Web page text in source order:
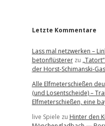
Letzte Kommentare
Lass mal netzwerken –
betonflüstererzu
der Horst-Schimanski-
Alle Elfmeterschießen
(und Losentscheide) –
Elfmeterschießen, eine
live Spiele zu Hinter den